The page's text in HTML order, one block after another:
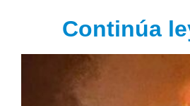
Continúa